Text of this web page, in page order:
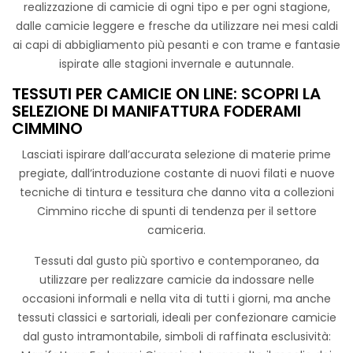
Ideale per la realizzazione di camicie, abitini, gonne, tuniche
e piccoli accessori.
Camiceria Twill Belfast Cm 145
Donna. L’articolo è stato realizzato con filati di altissima
qualità, titolo 50, che donano al prodotto una mano molto
morbida, piacevole al tatto e confortevole sul corpo.
L’articolo è disponibile in due colori dall’effetto cinzato.
Grazie alla sua versatilità può essere utilizzato anche per
realizzazione di camicie di ogni tipo e per ogni stagione,
dalle camicie leggere e fresche da utilizzare nei mesi caldi
ai capi di abbigliamento più pesanti e con trame e fantasie
ispirate alle stagioni invernale e autunnale.
TESSUTI PER CAMICIE ON LINE: SCOPRI LA
SELEZIONE DI MANIFATTURA FODERAMI
CIMMINO
Lasciati ispirare dall’accurata selezione di materie prime
pregiate, dall’introduzione costante di nuovi filati e nuove
tecniche di tintura e tessitura che danno vita a collezioni
Cimmino ricche di spunti di tendenza per il settore
camiceria.
Tessuti dal gusto più sportivo e contemporaneo, da
utilizzare per realizzare camicie da indossare nelle
occasioni informali e nella vita di tutti i giorni, ma anche
tessuti classici e sartoriali, ideali per confezionare camicie
dal gusto intramontabile, simboli di raffinata esclusività: